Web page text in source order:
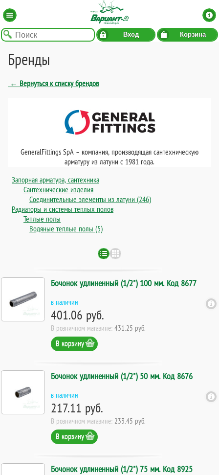
Вход Корзина
Бренды
← Вернуться к списку брендов
GeneralFittings SpA – компания, производящая сантехническую
арматуру из латуни с 1981 года.
Запорная арматура, сантехника
Сантехнические изделия
Соединительные элементы из латуни (246)
Радиаторы и системы теплых полов
Теплые полы
Водяные теплые полы (5)
Бочонок удлиненный (1/2") 100 мм. Код 8677
в наличии
401.06 руб.
В розничном магазине: 431.25 руб.
В корзину
Бочонок удлиненный (1/2") 50 мм. Код 8676
в наличии
217.11 руб.
В розничном магазине: 233.45 руб.
В корзину
Бочонок удлиненный (1/2") 75 мм. Код 8925